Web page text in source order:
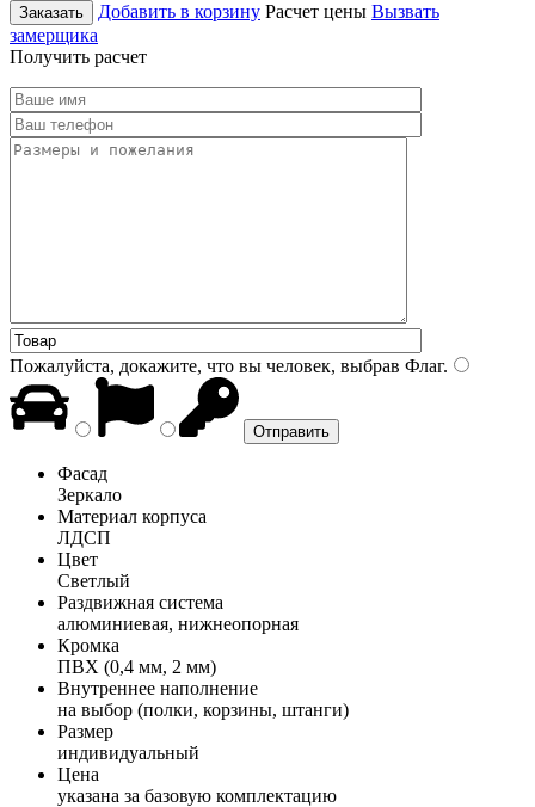
Заказать Добавить в корзину Расчет цены Вызвать
замерщика
Получить расчет
Пожалуйста, докажите, что вы человек, выбрав Флаг.
Фасад
Зеркало
Материал корпуса
ЛДСП
Цвет
Светлый
Раздвижная система
алюминиевая, нижнеопорная
Кромка
ПВХ (0,4 мм, 2 мм)
Внутреннее наполнение
на выбор (полки, корзины, штанги)
Размер
индивидуальный
Цена
указана за базовую комплектацию